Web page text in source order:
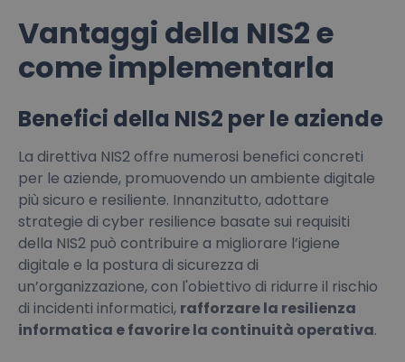
Vantaggi della NIS2 e
come implementarla
Benefici della NIS2 per le aziende
La direttiva NIS2 offre numerosi benefici concreti
per le aziende, promuovendo un ambiente digitale
più sicuro e resiliente. Innanzitutto, adottare
strategie di cyber resilience basate sui requisiti
della NIS2 può contribuire a migliorare l’igiene
digitale e la postura di sicurezza di
un’organizzazione, con l'obiettivo di ridurre il rischio
di incidenti informatici, rafforzare la resilienza
informatica e favorire la continuità operativa.